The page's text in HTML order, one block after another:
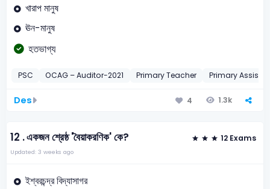
খারাপ মানুষ
ঊন-মানুষ
হতভাগ্য
PSC OCAG – Auditor-2021 Primary Teacher Primary
Des 4 1.3k
12 .একজন শ্রেষ্ঠ 'বৈয়াকরণিক' কে? 12 Exams
Updated: 3 weeks ago
ইশ্বরচন্দ্র বিদ্যাসাগর